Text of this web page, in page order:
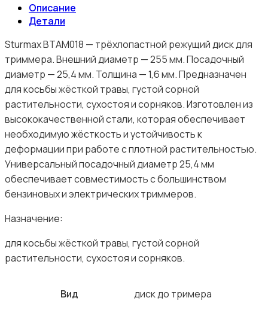
Описание
Детали
Sturmax BTAM018 — трёхлопастной режущий диск для
триммера. Внешний диаметр — 255 мм. Посадочный
диаметр — 25,4 мм. Толщина — 1,6 мм. Предназначен
для косьбы жёсткой травы, густой сорной
растительности, сухостоя и сорняков. Изготовлен из
высококачественной стали, которая обеспечивает
необходимую жёсткость и устойчивость к
деформации при работе с плотной растительностью.
Универсальный посадочный диаметр 25,4 мм
обеспечивает совместимость с большинством
бензиновых и электрических триммеров.
Назначение:
для косьбы жёсткой травы, густой сорной
растительности, сухостоя и сорняков.
Вид диск до тримера